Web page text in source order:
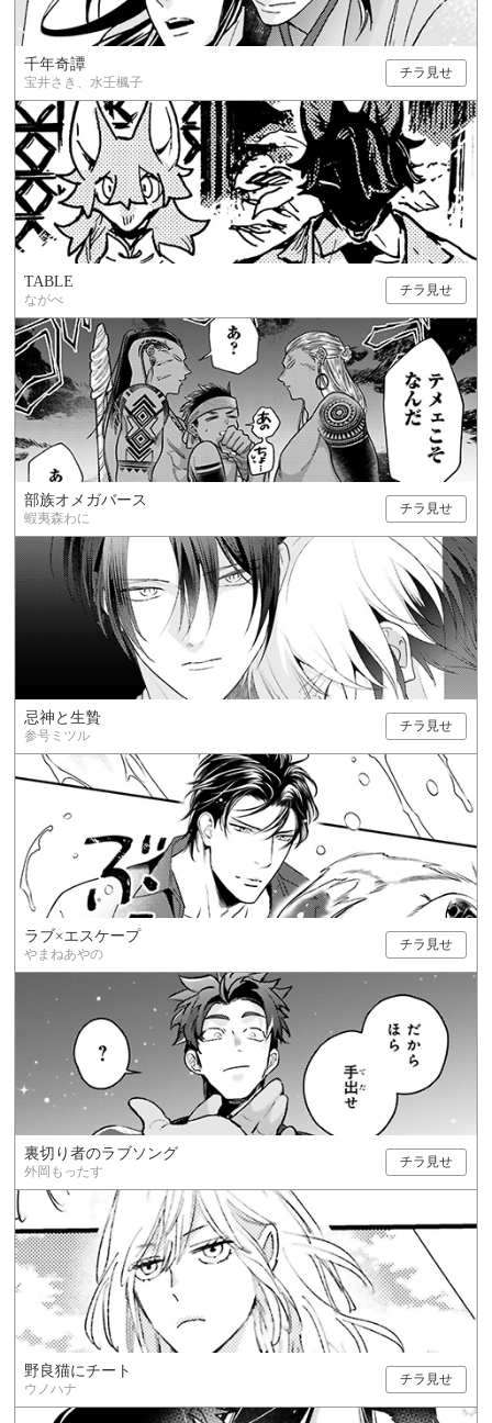
千年奇譚
宝井さき、水壬楓子
チラ見せ
TABLE
ながべ
チラ見せ
部族オメガバース
蝦夷森わに
チラ見せ
忌神と生贄
参号ミツル
チラ見せ
ラブ×エスケープ
やまねあやの
チラ見せ
裏切り者のラブソング
外岡もったす
チラ見せ
野良猫にチート
ウノハナ
チラ見せ